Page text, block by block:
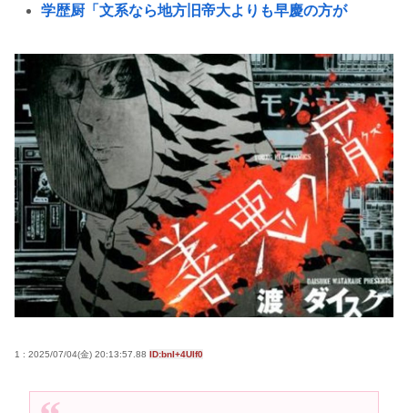
学歴厨「文系なら地方旧帝大よりも早慶の方が
『ポケモンカード』バンダイのカードゲームも転売
対策に”マイナンバー”導入開始「効果テキメン」
樹里と中学生のカーセクロス完全版。新事実発見し
た。
高市早苗「寝てない」それは分かったが「徹夜した
ので辛くて宿題やってません」って言う奴高市早苗
以外に見たことないのだが
スマホゲー、サ終が相次ぎ開発・運営事業者の倒産
が急増 完全にオワコンか
高市早苗さん、憧れのバンドを官邸に招き、自身の
若くて美人なママと親友の淫らな行為内容を毎回聞
1 : 2025/07/04(金) 20:13:57.88 ID:bnI+4UIf0